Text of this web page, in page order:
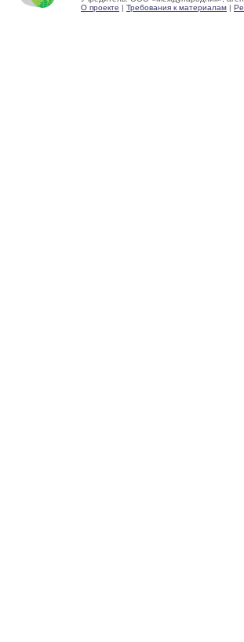
О проекте | Требования к материалам |